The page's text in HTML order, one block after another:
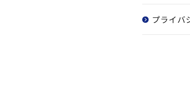
プライバ